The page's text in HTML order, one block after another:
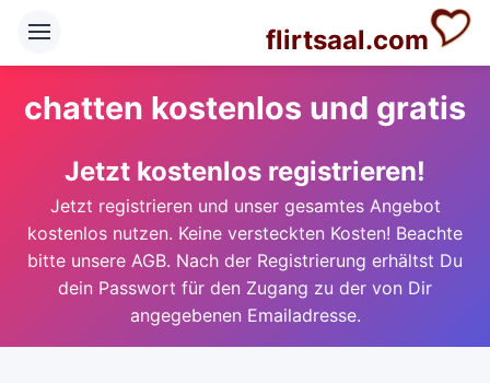
flirtsaal.com
chatten kostenlos und gratis
Jetzt kostenlos registrieren!
Jetzt registrieren und unser gesamtes Angebot
kostenlos nutzen. Keine versteckten Kosten! Beachte
bitte unsere AGB. Nach der Registrierung erhältst Du
dein Passwort für den Zugang zu der von Dir
angegebenen Emailadresse.